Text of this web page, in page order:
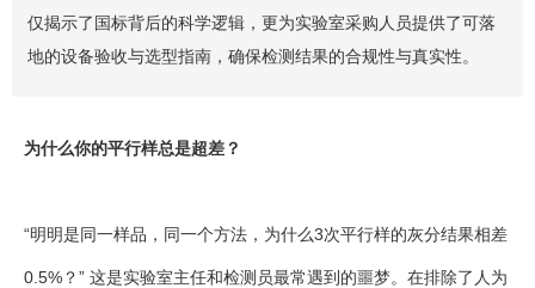
仅揭示了国标背后的科学逻辑，更为实验室采购人员提供了可落
地的设备验收与选型指南，确保检测结果的合规性与真实性。
为什么你的平行样总是超差？
“明明是同一样品，同一个方法，为什么3次平行样的灰分结果相差
0.5%？” 这是实验室主任和检测员最常遇到的噩梦。在排除了人为